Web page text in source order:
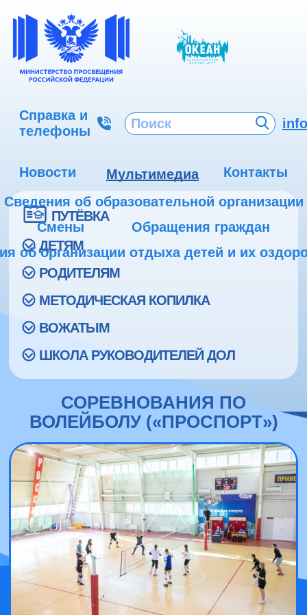
Справка и
телефоны
Новости Мультимедиа
Контакты
Сведения об образовательной организации
Смены
Обращения граждан
об организации отдыха детей и их
ПУТЁВКА
ДЕТЯМ
РОДИТЕЛЯМ
МЕТОДИЧЕСКАЯ КОПИЛКА
ВОЖАТЫМ
ШКОЛА РУКОВОДИТЕЛЕЙ ДОЛ
СОРЕВНОВАНИЯ ПО
ВОЛЕЙБОЛУ («ПРОСПОРТ»)